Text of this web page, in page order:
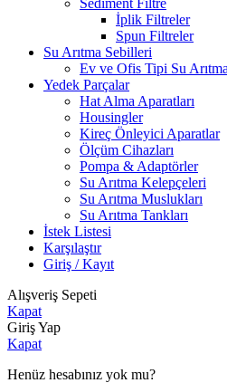
İplik Filtreler
Spun Filtreler
Su Arıtma Sebilleri
Ev ve Ofis Tipi Su
Yedek Parçalar
Hat Alma Aparatları
Housingler
Kireç Önleyici Aparatlar
Ölçüm Cihazları
Pompa & Adaptörler
Su Arıtma Kelepçeleri
Su Arıtma Muslukları
Su Arıtma Tankları
İstek Listesi
Karşılaştır
Giriş / Kayıt
Alışveriş Sepeti
Kapat
Giriş Yap
Kapat
Henüz hesabınız yok mu?